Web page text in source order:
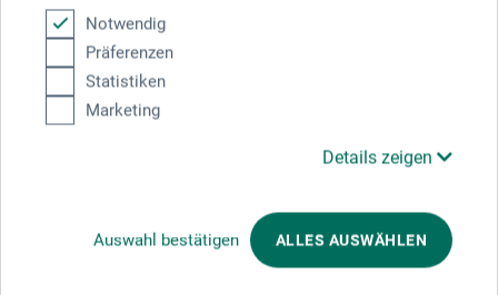
Notwendig
Präferenzen
Statistiken
Marketing
Details zeigen
Auswahl bestätigen ALLES AUSWÄHLEN
DE
contact@taschen.com
Kunden kauften auch